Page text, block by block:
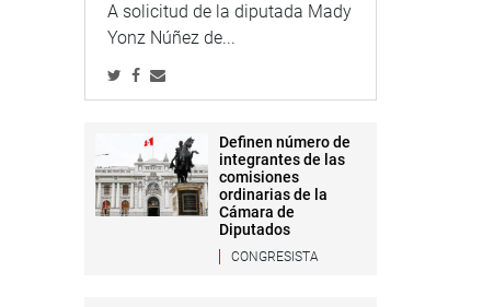
A solicitud de la diputada Mady
Yonz Núñez de...
Definen número de
integrantes de las
comisiones
ordinarias de la
Cámara de
Diputados
CONGRESISTA